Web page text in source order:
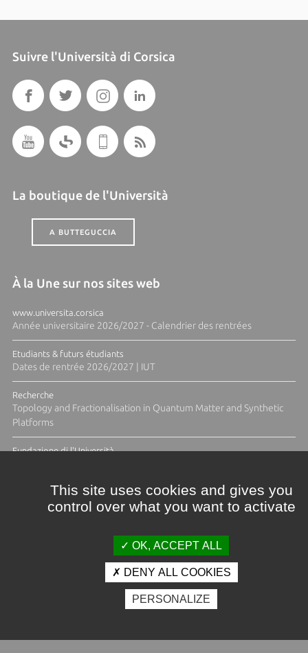
Suivre l'Università di Corsica
La boutique de l'Università
A BUTTEGUCCIA
À la Une sur nos sites web
www.universita.corsica
Année universitaire 2026/2027 - Calendrier des rentrées
Etudiants & futurs étudiants
Dates de rentrée 2026/2027 | IUT
Recherche
Topology and Fractionalisation in Quantum Matter and Synthetic
Platforms
Fundazione di l'Università
Crédits et mentions légales
Espace presse
Photothèque
This site uses cookies and gives you
control over what you want to activate
OK, ACCEPT ALL
DENY ALL COOKIES
PERSONALIZE